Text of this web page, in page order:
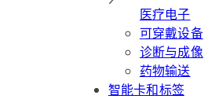
医疗电子
可穿戴设备
诊断与成像
药物输送
智能卡和标签